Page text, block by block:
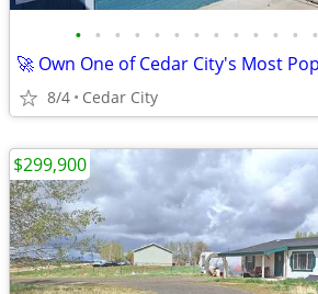
• • • • • • • • • • • • •
8/4 Cedar City
$299,900